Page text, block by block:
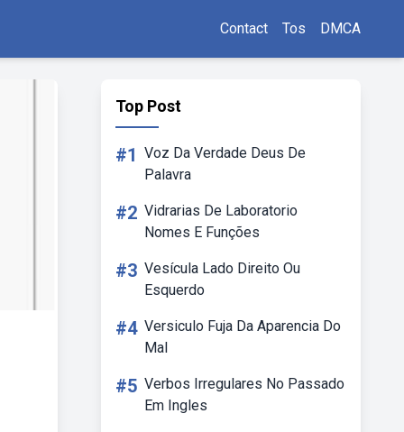
Contact Tos DMCA
Top Post
#1 Voz Da Verdade Deus De
Palavra
#2 Vidrarias De Laboratorio
Nomes E Funções
#3 Vesícula Lado Direito Ou
Esquerdo
#4 Versiculo Fuja Da Aparencia Do
Mal
#5 Verbos Irregulares No Passado
Em Ingles